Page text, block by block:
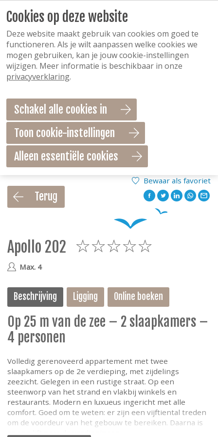
Bewaar als favoriet
Terug
Apollo 202
Max. 4
Beschrijving Ligging Online boeken
Op 25 m van de zee – 2 slaapkamers –
4 personen
Volledig gerenoveerd appartement met twee
slaapkamers op de 2e verdieping, met zijdelings
zeezicht. Gelegen in een rustige straat. Op een
steenworp van het strand en vlakbij winkels en
restaurants. Modern en luxueus ingericht met alle
comfort. Goed om te weten: er zijn een vijftiental treden
om de voordeur van het gebouw te bereiken. Daarna is
Cookies op deze website
Deze website maakt gebruik van cookies om goed te
functioneren. Als je wilt aanpassen welke cookies we
mogen gebruiken, kan je jouw cookie-instellingen
wijzigen. Meer informatie is beschikbaar in onze
privacyverklaring.
Schakel alle cookies in
Toon cookie-instellingen
Alleen essentiële cookies